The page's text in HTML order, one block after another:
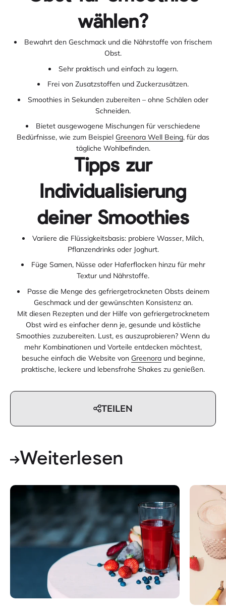
wählen?
Bewahrt den Geschmack und die Nährstoffe von frischem
Obst.
Sehr praktisch und einfach zu lagern.
Frei von Zusatzstoffen und Zuckerzusätzen.
Smoothies in Sekunden zubereiten – ohne Schälen oder
Schneiden.
Bietet ausgewogene Mischungen für verschiedene
Bedürfnisse, wie zum Beispiel Greenora Well Being, für das
tägliche Wohlbefinden.
Tipps zur
Individualisierung
deiner Smoothies
Variiere die Flüssigkeitsbasis: probiere Wasser, Milch,
Pflanzendrinks oder Joghurt.
Füge Samen, Nüsse oder Haferflocken hinzu für mehr
Textur und Nährstoffe.
Passe die Menge des gefriergetrockneten Obsts deinem
Geschmack und der gewünschten Konsistenz an.
Mit diesen Rezepten und der Hilfe von gefriergetrocknetem
Obst wird es einfacher denn je, gesunde und köstliche
Smoothies zuzubereiten. Lust, es auszuprobieren? Wenn du
mehr Kombinationen und Vorteile entdecken möchtest,
besuche einfach die Website von Greenoraund beginne,
praktische, leckere und lebensfrohe Shakes zu genießen.
TEILEN
Weiterlesen